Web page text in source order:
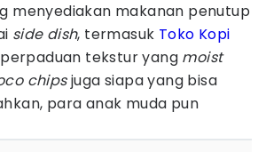
menyediakan makanan penutup
side dish, termasuk Toko Kopi
perpaduan tekstur yang moist
chipsjuga siapa yang bisa
para anak muda pun